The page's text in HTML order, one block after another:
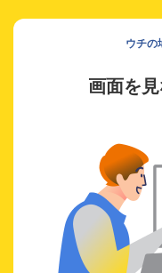
ウチの
画面を